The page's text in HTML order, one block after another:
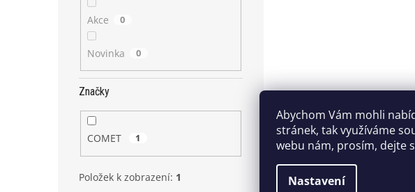
Abychom Vám mohli
stránek, tak využíváme
webu nám, prosím, dejte
Nastavení
Akce 0
Novinka 0
Značky
COMET 1
Položek k zobrazení: 1